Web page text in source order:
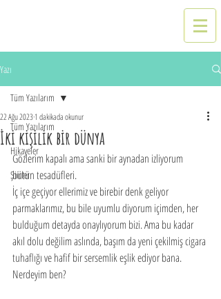
Yazı
Tüm Yazılarım
Hikayeler
Şiirler
Tüm Yazılarım
İki kişilik bir dünya
22 Ağu 20231 dakikada okunur
Gözlerim kapalı ama sanki bir aynadan izliyorum
bütün tesadüfleri.
İç içe geçiyor ellerimiz ve birebir denk geliyor
parmaklarımız, bu bile uyumlu diyorum içimden, her
bulduğum detayda onaylıyorum bizi. Ama bu kadar
akıl dolu değilim aslında, başım da yeni çekilmiş cigara
tuhaflığı ve hafif bir sersemlik eşlik ediyor bana.
Nerdeyim ben?